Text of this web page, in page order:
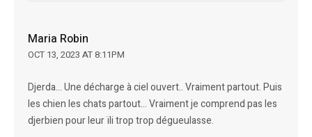
Maria Robin
OCT 13, 2023 AT 8:11PM
Djerda… Une décharge à ciel ouvert.. Vraiment partout. Puis
les chien les chats partout… Vraiment je comprend pas les
djerbien pour leur ïli trop trop dégueulasse.